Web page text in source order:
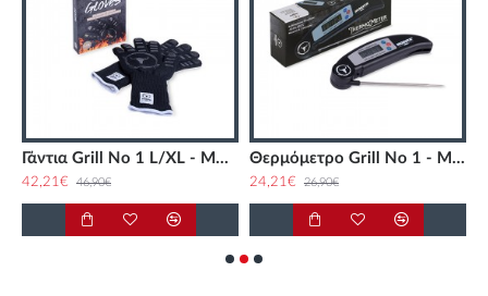
Γάντια Grill No 1 L/XL - MOESTA
42,21€ 46,90€
Θερμόμετρο Grill Νο 1 - MOESTA
24,21€ 26,90€